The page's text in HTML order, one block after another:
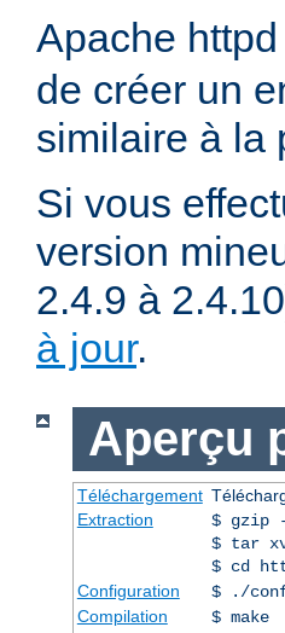
Apache
de créer un
similaire à la
Si vous
version
2.4.9 à
à jour.
Aperçu
Téléchargement
Extraction
$ gzip
$ tar
$ cd
Configuration
$ ./
Compilation
$ make